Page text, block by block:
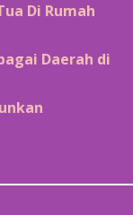
Di Rumah
Daerah di